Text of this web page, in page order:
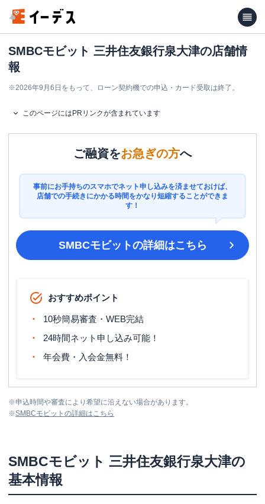
SMBCモビット 三井住友銀行泉大津の店舗情
報
※2026年9月6日をもって、ローン契約機での申込・カード受取は終了。
このページにはPRリンクが含まれています
ご融資をお急ぎの方へ
事前にお手持ちのスマホでネット申し込みを済ませておけば、
店舗での手続きにかかる時間をかなり短縮することができま
す！
SMBCモビットの詳細はこちら
おすすめポイント
10秒簡易審査・WEB完結
24時間ネット申し込み可能！
年会費・入会金無料！
※申込時間や審査により希望に沿えない場合があります。
※SMBCモビット の詳細はこちら
SMBCモビット 三井住友銀行泉大津の
基本情報